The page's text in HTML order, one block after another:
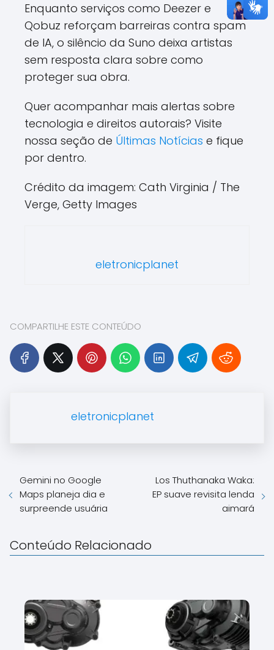
Enquanto serviços como Deezer e
Qobuz reforçam barreiras contra spam
de IA, o silêncio da Suno deixa artistas
sem resposta clara sobre como
proteger sua obra.
Quer acompanhar mais alertas sobre
tecnologia e direitos autorais? Visite
nossa seção de Últimas Notícias e fique
por dentro.
Crédito da imagem: Cath Virginia / The
Verge, Getty Images
eletronicplanet
COMPARTILHE ESTE CONTEÚDO
eletronicplanet
Gemini no Google
Maps planeja dia e
surpreende usuária
Los Thuthanaka Waka:
EP suave revisita lenda
aimará
Conteúdo Relacionado